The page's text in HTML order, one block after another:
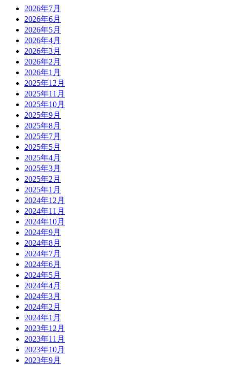
2026年7月
2026年6月
2026年5月
2026年4月
2026年3月
2026年2月
2026年1月
2025年12月
2025年11月
2025年10月
2025年9月
2025年8月
2025年7月
2025年5月
2025年4月
2025年3月
2025年2月
2025年1月
2024年12月
2024年11月
2024年10月
2024年9月
2024年8月
2024年7月
2024年6月
2024年5月
2024年4月
2024年3月
2024年2月
2024年1月
2023年12月
2023年11月
2023年10月
2023年9月